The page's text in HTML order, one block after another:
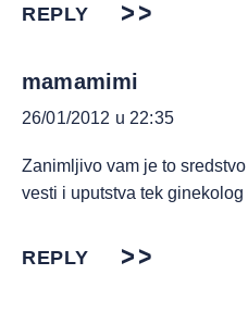
REPLY
mamamimi
26/01/2012 u 22:35
Zanimljivo vam je to
vesti i uputstva tek
REPLY